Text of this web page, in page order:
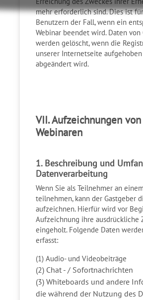
mehr erforderlich sind. Dies ist
Benutzern der Fall, wenn ein
Webinar beendet wird. Daten von
werden gelöscht, wenn die
unserer Internetseite
abgeändert wird.
VII. Aufzeichnungen von
Webinaren
1. Beschreibung und
Datenverarbeitung
Wenn Sie als Teilnehmer an
teilnehmen, kann der Gastgeber
aufzeichnen. Hierfür wird vor
Aufzeichnung ihre ausdrückliche
eingeholt. Folgende Daten
erfasst:
(1) Audio- und Videobeiträge
(2) Chat - / Sofortnachrichten
(3) Whiteboards und andere
die während der Nutzung des